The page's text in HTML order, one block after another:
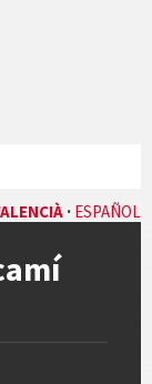
ESPAÑOL